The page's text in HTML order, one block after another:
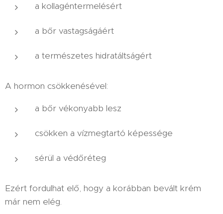
a kollagéntermelésért
a bőr vastagságáért
a természetes hidratáltságért
A hormon csökkenésével:
a bőr vékonyabb lesz
csökken a vízmegtartó képessége
sérül a védőréteg
Ezért fordulhat elő, hogy a korábban bevált krém
már nem elég.